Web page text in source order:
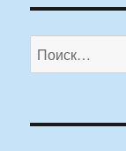
Искать: